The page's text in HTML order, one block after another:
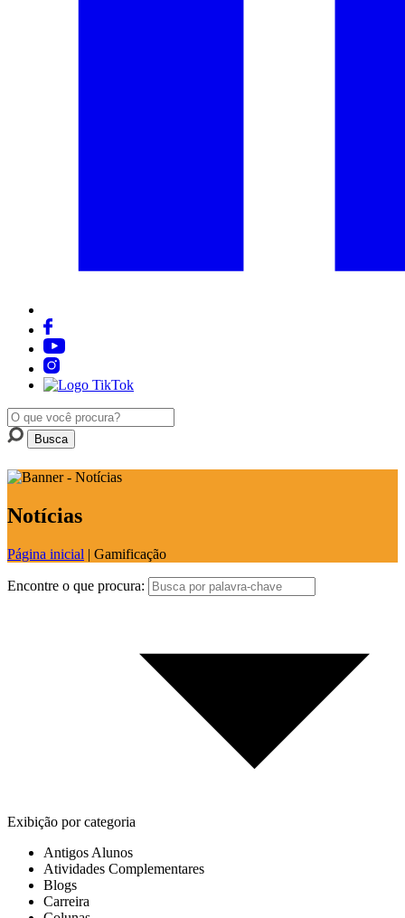
Notícias
Página inicial | Gamificação
Encontre o que procura:
Exibição por categoria
Antigos Alunos
Atividades Complementares
Blogs
Carreira